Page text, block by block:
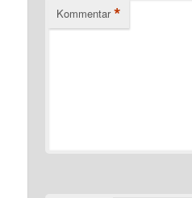
Kommentar *